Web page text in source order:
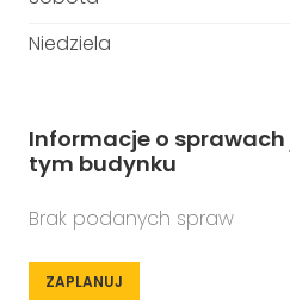
Niedziela
Informacje o sprawach
tym budynku
Brak podanych spraw
ZAPLANUJ